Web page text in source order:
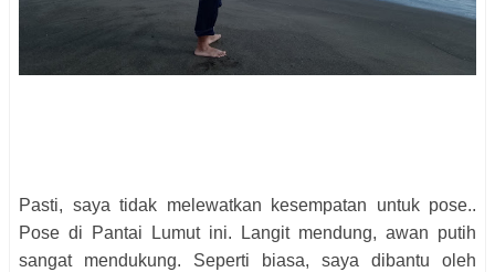
Pasti, saya tidak melewatkan kesempatan untuk pose..
Pose di Pantai Lumut ini. Langit mendung, awan putih
sangat mendukung. Seperti biasa, saya dibantu oleh